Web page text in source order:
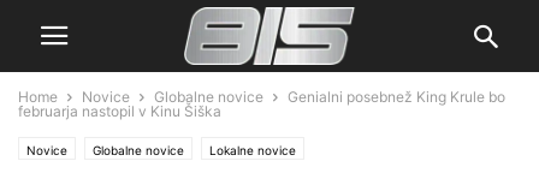
Home Novice Globalne novice
Genialni posebnež King Krule bo
februarja nastopil v Kinu Šiška
Novice Globalne novice Lokalne novice